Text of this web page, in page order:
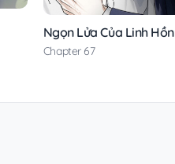
Ngọn Lửa Của Linh Hồn
Chapter 67